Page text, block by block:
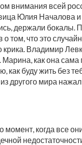
внимания всей
Юлия Началова
держали бокалы.
о том, что это
Владимир
как она сама
как буду жить без
другого мира
момент, когда все